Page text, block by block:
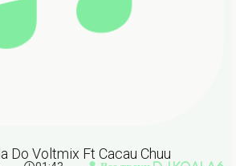
Do Voltmix Ft Cacau Chuu